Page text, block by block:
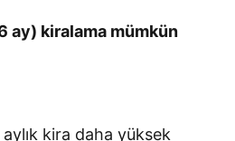
ay) kiralama mümkün
kira daha yüksek